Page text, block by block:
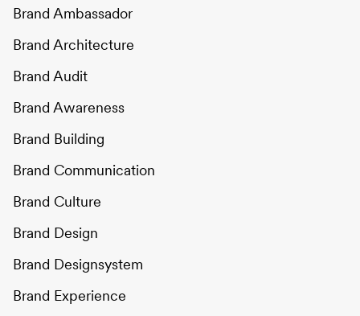
Brand Ambassador
Brand Architecture
Brand Audit
Brand Awareness
Brand Building
Brand Communication
Brand Culture
Brand Design
Brand Designsystem
Brand Experience